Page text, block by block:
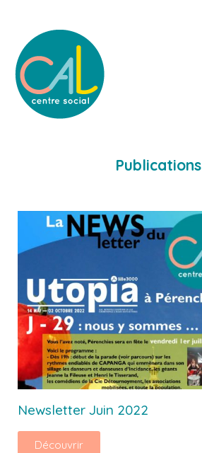
Publications
Newsletter Juin 2022
Découvrir